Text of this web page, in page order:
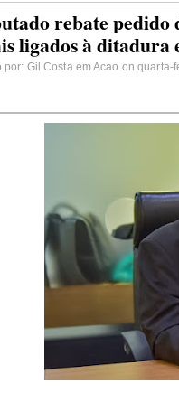
rebate pedido
ligados à ditadura
por: Gil Costa em Acao on